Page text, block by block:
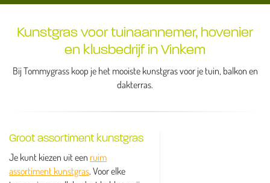
Kunstgras voor tuinaannemer, hovenier
en klusbedrijf in Vinkem
Bij Tommygrass koop je het mooiste kunstgras voor je tuin, balkon en
dakterras.
Groot assortiment kunstgras
Je kunt kiezen uit een ruim
assortiment kunstgras. Voor elke